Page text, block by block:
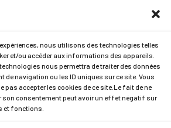
nous utilisons des technologies telles
et/ou accéder aux informations des appareils.
nous permettra de traiter des données
de navigation ou les ID uniques sur ce site. Vous
pas accepter les cookies de ce site.Le fait de ne
son consentement peut avoir un effet négatif sur
et fonctions.
de nous IMentions Légales